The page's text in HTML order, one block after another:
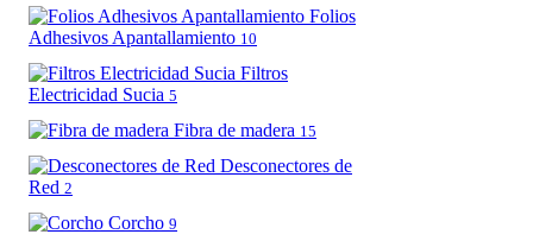
Folios
Adhesivos Apantallamiento 10
Filtros
Electricidad Sucia 5
Fibra de madera 15
Desconectores de
Red 2
Corcho 9